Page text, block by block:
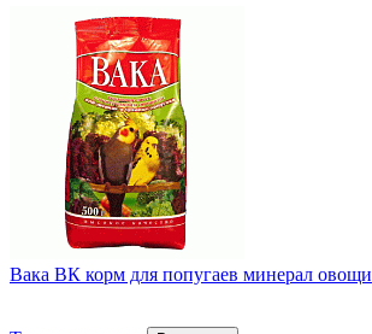
Вака ВК корм для попугаев минерал овощи